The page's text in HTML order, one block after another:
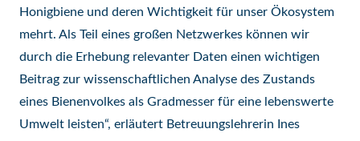
Honigbiene und deren Wichtigkeit für unser Ökosystem
mehrt. Als Teil eines großen Netzwerkes können wir
durch die Erhebung relevanter Daten einen wichtigen
Beitrag zur wissenschaftlichen Analyse des Zustands
eines Bienenvolkes als Gradmesser für eine lebenswerte
Umwelt leisten“, erläutert Betreuungslehrerin Ines